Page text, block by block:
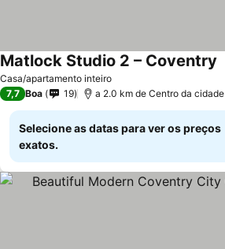
Casa/apartamento inteiro
Matlock Studio 2 – Coventry
7,7 Boa 19 a 2.0 km de Centro da cidade
Selecione as datas para ver os preços
exatos.